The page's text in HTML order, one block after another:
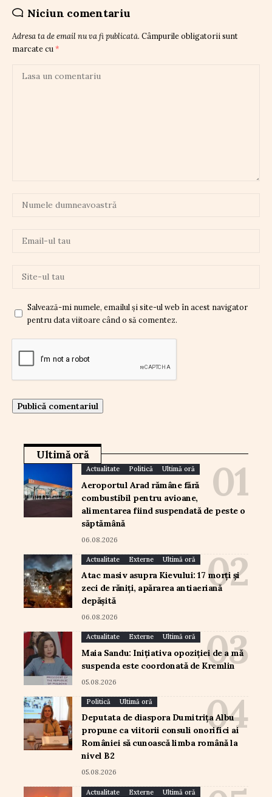
Niciun comentariu
Adresa ta de email nu va fi publicată. Câmpurile obligatorii sunt
marcate cu *
Salvează-mi numele, emailul și site-ul web în acest navigator
pentru data viitoare când o să comentez.
Ultimă oră
Actualitate Politică Ultimă oră
Aeroportul Arad rămâne fără
combustibil pentru avioane,
alimentarea fiind suspendată de peste o
săptămână
06.08.2026
Actualitate Externe Ultimă oră
Atac masiv asupra Kievului: 17 morți și
zeci de răniți, apărarea antiaeriană
depășită
06.08.2026
Actualitate Externe Ultimă oră
Maia Sandu: Inițiativa opoziției de a mă
suspenda este coordonată de Kremlin
05.08.2026
Politică Ultimă oră
Deputata de diaspora Dumitrița Albu
propune ca viitorii consuli onorifici ai
României să cunoască limba română la
nivel B2
05.08.2026
Actualitate Externe Ultimă oră